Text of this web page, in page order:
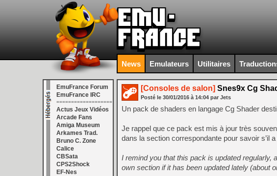
News Emulateurs Utilitaires
EmuFrance Forum
EmuFrance IRC
===================
Actus Jeux Vidéos
Arcade Fans
Amiga Museum
Arkames Trad.
Bruno C. Zone
Calice
CBSata
CPS2Shock
EF-Nes
[Consoles de salon] Snes9x Cg
Posté le 30/01/2016 à 14:04 par Jets
Un pack de shaders en langage Cg Shader
Je rappel que ce pack est mis à jour très
dans la section correspondante pour savoir s’il
I remind you that this pack is updated regularly,
own section if it has been updated lately (about